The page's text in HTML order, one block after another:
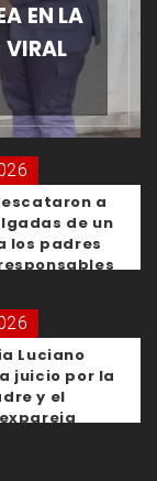
EN LA
VIRAL
a
de un
los padres
Luciano
juicio por la
y el